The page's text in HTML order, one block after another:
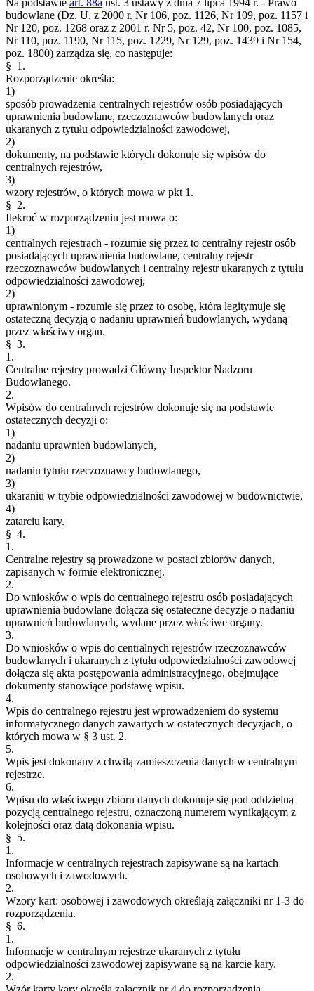
Na podstawie art. 88a ust. 3 ustawy z dnia 7 lipca 1994 r. - Prawo
budowlane (Dz. U. z 2000 r. Nr 106, poz. 1126, Nr 109, poz. 1157 i
Nr 120, poz. 1268 oraz z 2001 r. Nr 5, poz. 42, Nr 100, poz. 1085,
Nr 110, poz. 1190, Nr 115, poz. 1229, Nr 129, poz. 1439 i Nr 154,
poz. 1800) zarządza się, co następuje:
§ 1.
Rozporządzenie określa:
1)
sposób prowadzenia centralnych rejestrów osób posiadających
uprawnienia budowlane, rzeczoznawców budowlanych oraz
ukaranych z tytułu odpowiedzialności zawodowej,
2)
dokumenty, na podstawie których dokonuje się wpisów do
centralnych rejestrów,
3)
wzory rejestrów, o których mowa w pkt 1.
§ 2.
Ilekroć w rozporządzeniu jest mowa o:
1)
centralnych rejestrach - rozumie się przez to centralny rejestr osób
posiadających uprawnienia budowlane, centralny rejestr
rzeczoznawców budowlanych i centralny rejestr ukaranych z tytułu
odpowiedzialności zawodowej,
2)
uprawnionym - rozumie się przez to osobę, która legitymuje się
ostateczną decyzją o nadaniu uprawnień budowlanych, wydaną
przez właściwy organ.
§ 3.
1.
Centralne rejestry prowadzi Główny Inspektor Nadzoru
Budowlanego.
2.
Wpisów do centralnych rejestrów dokonuje się na podstawie
ostatecznych decyzji o:
1)
nadaniu uprawnień budowlanych,
2)
nadaniu tytułu rzeczoznawcy budowlanego,
3)
ukaraniu w trybie odpowiedzialności zawodowej w budownictwie,
4)
zatarciu kary.
§ 4.
1.
Centralne rejestry są prowadzone w postaci zbiorów danych,
zapisanych w formie elektronicznej.
2.
Do wniosków o wpis do centralnego rejestru osób posiadających
uprawnienia budowlane dołącza się ostateczne decyzje o nadaniu
uprawnień budowlanych, wydane przez właściwe organy.
3.
Do wniosków o wpis do centralnych rejestrów rzeczoznawców
budowlanych i ukaranych z tytułu odpowiedzialności zawodowej
dołącza się akta postępowania administracyjnego, obejmujące
dokumenty stanowiące podstawę wpisu.
4.
Wpis do centralnego rejestru jest wprowadzeniem do systemu
informatycznego danych zawartych w ostatecznych decyzjach, o
których mowa w § 3 ust. 2.
5.
Wpis jest dokonany z chwilą zamieszczenia danych w centralnym
rejestrze.
6.
Wpisu do właściwego zbioru danych dokonuje się pod oddzielną
pozycją centralnego rejestru, oznaczoną numerem wynikającym z
kolejności oraz datą dokonania wpisu.
§ 5.
1.
Informacje w centralnych rejestrach zapisywane są na kartach
osobowych i zawodowych.
2.
Wzory kart: osobowej i zawodowych określają załączniki nr 1-3 do
rozporządzenia.
§ 6.
1.
Informacje w centralnym rejestrze ukaranych z tytułu
odpowiedzialności zawodowej zapisywane są na karcie kary.
2.